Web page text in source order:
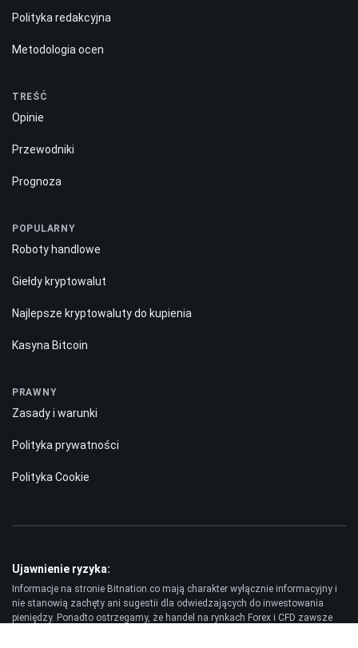
Polityka redakcyjna
Metodologia ocen
TREŚĆ
Opinie
Przewodniki
Prognoza
POPULARNY
Roboty handlowe
Giełdy kryptowalut
Najlepsze kryptowaluty do kupienia
Kasyna Bitcoin
PRAWNY
Zasady i warunki
Polityka prywatności
Polityka Cookie
Ujawnienie ryzyka:
Informacje na stronie Bitnation.co mają charakter wyłącznie informacyjny i
nie stanowią zachęty ani sugestii dla odwiedzających do inwestowania
pieniędzy. Ponadto ostrzegamy, że handel na rynkach Forex i CFD zawsze